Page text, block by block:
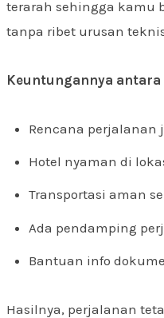
terarah sehingga kamu
tanpa ribet urusan
Keuntungannya
Rencana perjalanan
Hotel nyaman di
Transportasi aman
Ada pendamping
Bantuan info
Hasilnya, perjalanan